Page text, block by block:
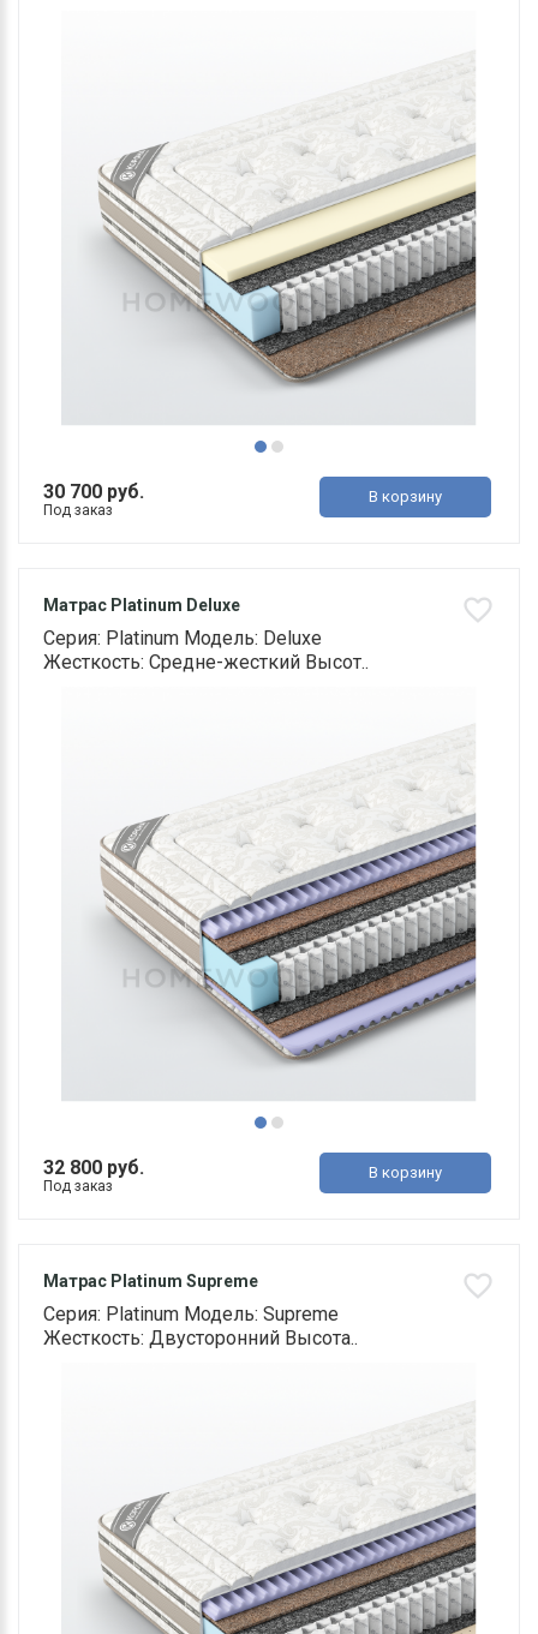
30 700 руб.
Под заказ
В корзину
Матрас Platinum Deluxe
Серия: Platinum Модель: Deluxe
Жесткость: Средне-жесткий Высот..
32 800 руб.
Под заказ
В корзину
Матрас Platinum Supreme
Серия: Platinum Модель: Supreme
Жесткость: Двусторонний Высота..